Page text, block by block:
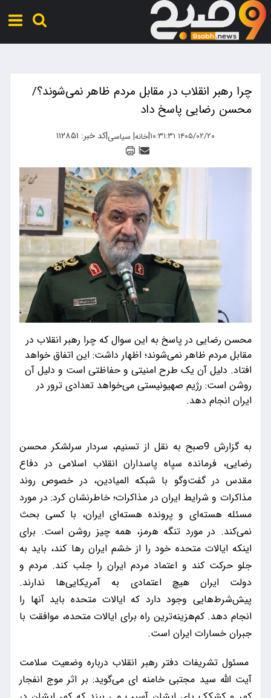
چرا رهبر انقلاب در مقابل مردم ظاهر نمی‌شوند؟/
محسن رضایی پاسخ داد
۱۴۰۵/۰۲/۲۰ ۱۰:۳۱:۳۱ |خانه| سیاسی|کد خبر: ۱۱۲۸۵۱
|
محسن رضایی در پاسخ به این سوال که چرا رهبر انقلاب در
مقابل مردم ظاهر نمی‌شوند؛ اظهار داشت: این اتفاق خواهد
افتاد. دلیل آن یک طرح امنیتی و حفاظتی است و دلیل آن
روشن است: رژیم صهیونیستی می‌خواهد تعدادی ترور در
ایران انجام دهد.
به گزارش 9صبح به نقل از تسنیم، سردار سرلشکر محسن
رضایی، فرمانده سپاه پاسداران انقلاب اسلامی در دفاع
مقدس در گفت‌وگو با شبکه المیادین، در خصوص روند
مذاکرات و شرایط ایران در مذاکرات؛ خاطرنشان کرد: در مورد
مسئله هسته‌ای و پرونده هسته‌ای ایران، با کسی بحث
نمی‌کند. در مورد تنگه هرمز، همه چیز روشن است. برای
اینکه ایالات متحده خود را از خشم ایران رها کند، باید به
جلو حرکت کند و اعتماد مردم ایران را جلب کند. مردم و
دولت ایران هیچ اعتمادی به آمریکایی‌ها ندارند.
پیش‌شرط‌هایی وجود دارد که ایالات متحده باید آنها را
انجام دهد. کم‌هزینه‌ترین راه برای ایالات متحده، موافقت با
جبران خسارات ایران است.
مسئول تشریفات دفتر رهبر انقلاب درباره وضعیت سلامت
آیت الله سید مجتبی خامنه ای می‌گوید: بر اثر موج انفجار